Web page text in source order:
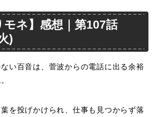
モネ】感想｜第107話
)
い百音は、菅波からの電話に出る余裕
を投げかけられ、仕事も見つからず落